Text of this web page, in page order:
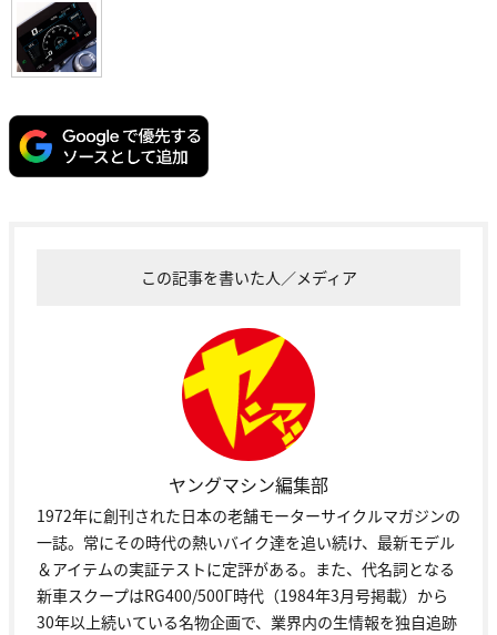
この記事を書いた人／メディア
ヤングマシン編集部
1972年に創刊された日本の老舗モーターサイクルマガジンの
一誌。常にその時代の熱いバイク達を追い続け、最新モデル
＆アイテムの実証テストに定評がある。また、代名詞となる
新車スクープはRG400/500Γ時代（1984年3月号掲載）から
30年以上続いている名物企画で、業界内の生情報を独自追跡